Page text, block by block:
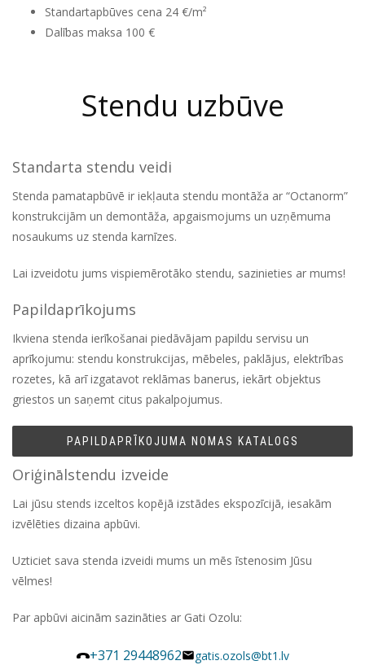
Standartapbūves cena 24 €/m²
Dalības maksa 100 €
Stendu uzbūve
Standarta stendu veidi
Stenda pamatapbūvē ir iekļauta stendu montāža ar “Octanorm”
konstrukcijām un demontāža, apgaismojums un uzņēmuma
nosaukums uz stenda karnīzes.
Lai izveidotu jums vispiemērotāko stendu, sazinieties ar mums!
Papildaprīkojums
Ikviena stenda ierīkošanai piedāvājam papildu servisu un
aprīkojumu: stendu konstrukcijas, mēbeles, paklājus, elektrības
rozetes, kā arī izgatavot reklāmas banerus, iekārt objektus
griestos un saņemt citus pakalpojumus.
PAPILDAPRĪKOJUMA NOMAS KATALOGS
Oriģinālstendu izveide
Lai jūsu stends izceltos kopējā izstādes ekspozīcijā, iesakām
izvēlēties dizaina apbūvi.
Uzticiet sava stenda izveidi mums un mēs īstenosim Jūsu
vēlmes!
Par apbūvi aicinām sazināties ar Gati Ozolu:
+371 29448962 gatis.ozols@bt1.lv